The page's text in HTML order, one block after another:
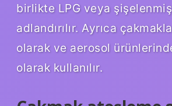
birlikte LPG veya
adlandırılır. Ayrıca
olarak ve aerosol
olarak kullanılır.